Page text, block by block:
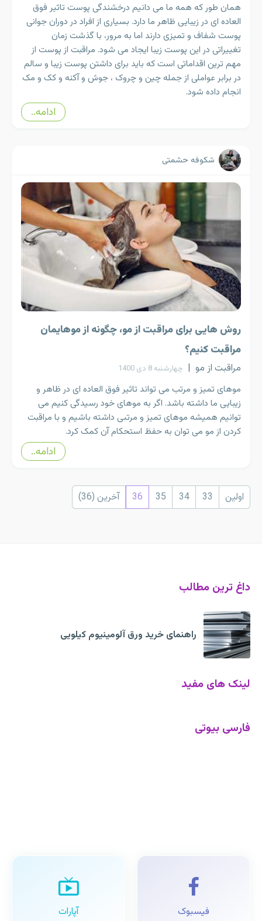
همان طور که همه ما می دانیم درخشندگی پوست تاثیر فوق
العاده ای در زیبایی ظاهر ما دارد. بسیاری از افراد در دوران جوانی
پوست شفاف و تمیزی دارند اما به مرور، با گذشت زمان
تغییراتی در این پوست زیبا ایجاد می شود. مراقبت از پوست از
مهم ترین اقداماتی است که باید برای داشتن پوست زیبا و سالم
در برابر عواملی از جمله چین و چروک ، جوش و آکنه و کک و مک
انجام داده شود.
ادامه..
شکوفه حشمتی
روش هایی برای مراقبت از مو، چگونه از موهایمان
مراقبت کنیم؟
مراقبت از مو | چهارشنبه 8 دی 1400
موهای تمیز و مرتب می تواند تاثیر فوق العاده ای در ظاهر و
زیبایی ما داشته باشد. اگر به موهای خود رسیدگی کنیم می
توانیم همیشه موهای تمیز و مرتبی داشته باشیم و با مراقبت
کردن از مو می توان به حفظ استحکام آن کمک کرد.
ادامه..
اولین 33
34
35
36 آخرین (36)
داغ ترین مطالب
راهنمای خرید ورق آلومینیوم کیلویی
لینک های مفید
فارسی بیوتی
فیسبوک آپارات